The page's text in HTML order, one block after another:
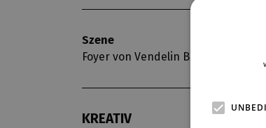
Szene
Foyer von Vendelin Budil
21.
KREATIV